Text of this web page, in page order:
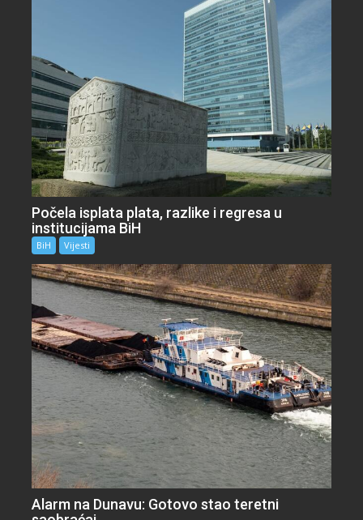
Počela isplata plata, razlike i regresa u
institucijama BiH
BiH Vijesti
Alarm na Dunavu: Gotovo stao teretni